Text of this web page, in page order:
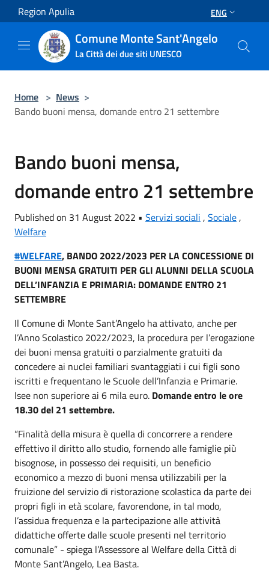
Salta al contenuto principale
Region Apulia ENG
Comune Monte Sant'Angelo
La Città dei due siti UNESCO
Home > News >
Bando buoni mensa, domande entro 21 settembre
Bando buoni mensa,
domande entro 21 settembre
Published on 31 August 2022 • Servizi sociali , Sociale,
Welfare
#WELFARE, BANDO 2022/2023 PER LA CONCESSIONE DI
BUONI MENSA GRATUITI PER GLI ALUNNI DELLA SCUOLA
DELL’INFANZIA E PRIMARIA: DOMANDE ENTRO 21
SETTEMBRE
Il Comune di Monte Sant’Angelo ha attivato, anche per
l’Anno Scolastico 2022/2023, la procedura per l’erogazione
dei buoni mensa gratuiti o parzialmente gratuiti da
concedere ai nuclei familiari svantaggiati i cui figli sono
iscritti e frequentano le Scuole dell’Infanzia e Primarie.
Isee non superiore ai 6 mila euro. Domande entro le ore
18.30 del 21 settembre.
“Finalità della misura è quella di concorrere a rendere
effettivo il diritto allo studio, fornendo alle famiglie più
bisognose, in possesso dei requisiti, un beneficio
economico a mezzo di buoni mensa utilizzabili per la
fruizione del servizio di ristorazione scolastica da parte dei
propri figli in età scolare, favorendone, in tal modo,
l’assidua frequenza e la partecipazione alle attività
didattiche offerte dalle scuole presenti nel territorio
comunale” - spiega l’Assessore al Welfare della Città di
Monte Sant’Angelo, Lea Basta.